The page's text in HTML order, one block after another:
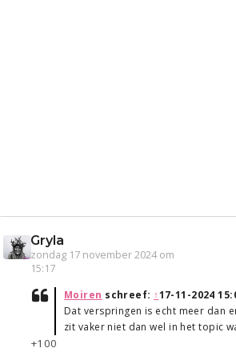
Gryla
zondag 17 november 2024 om
15:17
Moiren schreef: ↑17-11-2024
Dat verspringen is echt meer dan
zit vaker niet dan wel in het topic
+100